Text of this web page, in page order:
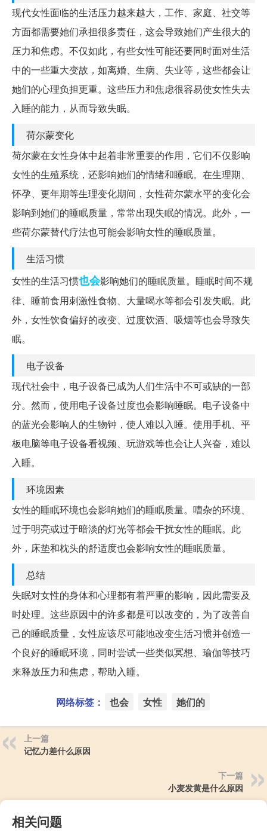
现代女性面临的生活压力越来越大，工作、家庭、社交等
方面都需要她们承担很多责任，这会导致她们产生很大的
压力和焦虑。不仅如此，有些女性可能还要同时面对生活
中的一些重大变故，如离婚、生病、失业等，这些都会让
她们的心理负担更重。这些压力和焦虑很容易使女性失去
入睡的能力，从而导致失眠。
荷尔蒙变化
荷尔蒙在女性身体中起着非常重要的作用，它们不仅影响
女性的生殖系统，还影响她们的情绪和睡眠。在生理期、
怀孕、更年期等生理变化期间，女性荷尔蒙水平的变化会
影响到她们的睡眠质量，常常出现失眠的情况。此外，一
些荷尔蒙替代疗法也可能会影响女性的睡眠质量。
生活习惯
女性的生活习惯也会影响她们的睡眠质量。睡眠时间不规
律、睡前食用刺激性食物、大量喝水等都会引发失眠。此
外，女性饮食偏好的改变、过度饮酒、吸烟等也会导致失
眠。
电子设备
现代社会中，电子设备已成为人们生活中不可或缺的一部
分。然而，使用电子设备过度也会影响睡眠。电子设备中
的蓝光会影响人的生物钟，使人难以入睡。使用手机、平
板电脑等电子设备看视频、玩游戏等也会让人兴奋，难以
入睡。
环境因素
女性的睡眠环境也会影响她们的睡眠质量。嘈杂的环境、
过于明亮或过于暗淡的灯光等都会干扰女性的睡眠。此
外，床垫和枕头的舒适度也会影响女性的睡眠质量。
总结
失眠对女性的身体和心理都有着严重的影响，因此需要及
时处理。这些原因中的许多都是可以改变的，为了改善自
己的睡眠质量，女性应该尽可能地改变生活习惯并创造一
个良好的睡眠环境，同时尝试一些类似冥想、瑜伽等技巧
来释放压力和焦虑，帮助入睡。
网络标签： 也会 女性 她们的
上一篇
记忆力差什么原因
下一篇
小麦发黄是什么原因
相关问题